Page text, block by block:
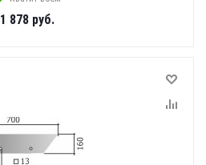
1 878руб.